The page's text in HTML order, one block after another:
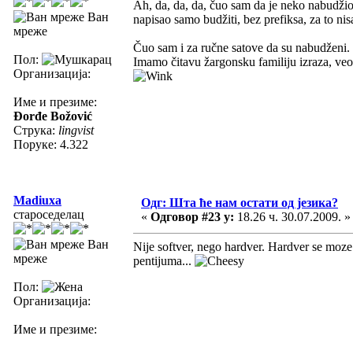
Ван
мреже
Пол:
Организација:
Име и презиме:
Đorđe Božović
Струка: lingvist
Поруке: 4.322
Ah, da, da, da, čuo sam da je neko
napisao samo budžiti, bez prefiksa, za to
Čuo sam i za ručne satove da su
Imamo čitavu žargonsku familiju izraza,
Madiuxa
староседелац
Ван
мреже
Пол:
Организација:
Име и презиме:
Одг: Шта ће нам остати од језика?
« Одговор #23 у: 18.26 ч. 30.07.2009. »
Nije softver, nego hardver. Hardver se
pentijuma...